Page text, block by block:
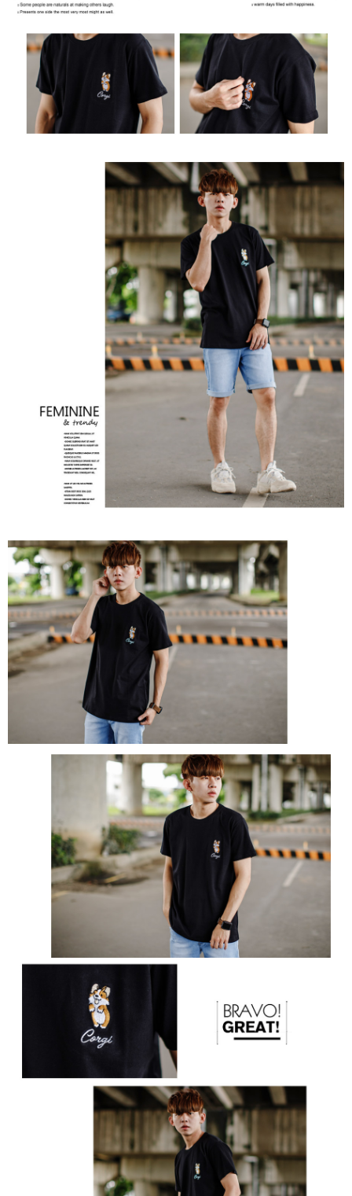
３．未成年的使用者請事先徵得法定代理人或監護人之同意方可使用
任。
４．使用「AFTEE先享後付」時，將依據個別帳號之用戶狀況，依本公司即
時審查核予不同之上限額度；若仍有額度不足之情形，本公司將視審查結果
請求用戶進行身份認證。
５．嚴禁一人註冊多個帳號或使用他人資訊註冊。若發現惡意使用之情形，
恩沛科技股份有限公司將有權停止該用戶之使用額度並採取法律行動。